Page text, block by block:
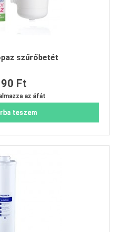
szűrőbetét
Ft
az áfát
teszem